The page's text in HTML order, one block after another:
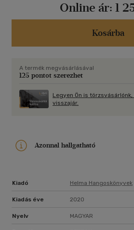
Online ár: 1
Kosárba
A termék megvásárlásával
125 pontot szerezhet
Legyen Ön is
visszajár.
Azonnal hallgatható
Kiadó Helma Hangoskönyvek
Kiadás éve 2020
Nyelv MAGYAR